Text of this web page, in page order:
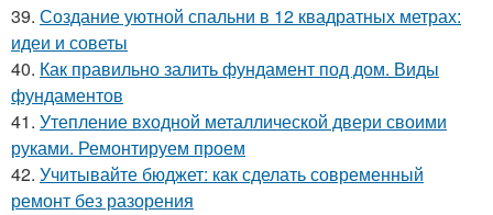
39. Создание уютной спальни в 12 квадратных метрах:
идеи и советы
40. Как правильно залить фундамент под дом. Виды
фундаментов
41. Утепление входной металлической двери своими
руками. Ремонтируем проем
42. Учитывайте бюджет: как сделать современный
ремонт без разорения